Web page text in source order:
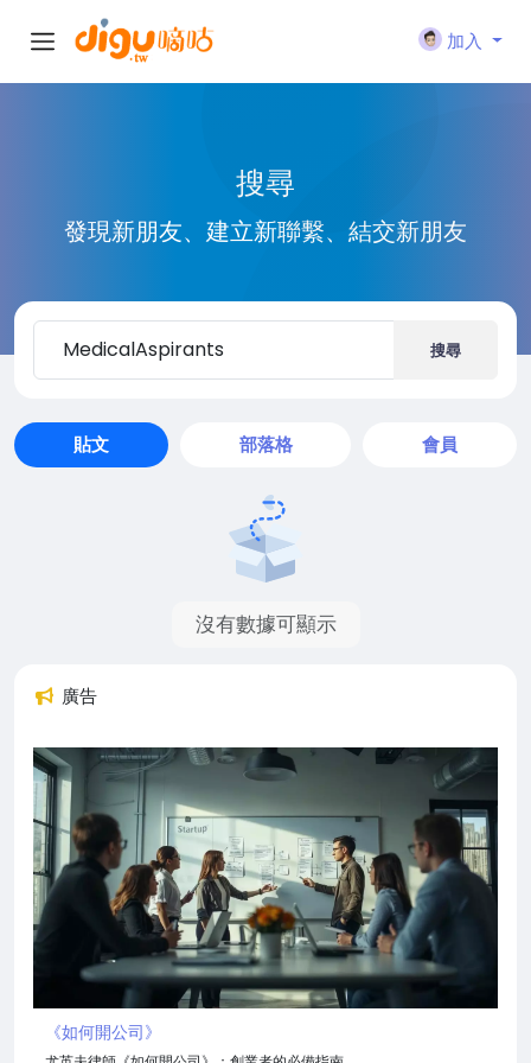
加入
搜尋
發現新朋友、建立新聯繫、結交新朋友
搜尋
貼文 部落格 會員
沒有數據可顯示
廣告
《如何開公司》